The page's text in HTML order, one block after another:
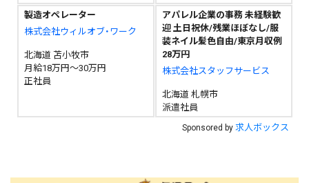
製造オペレーター
株式会社ウィルオブ・ワーク
北海道 苫小牧市
月給18万円～30万円
正社員
アパレル企業の事務 未経験歓
迎 土日祝休/残業ほぼなし/服
装ネイル髪色自由/東京月収例
28万円
株式会社スタッフサービス
北海道 札幌市
派遣社員
Sponsored by 求人ボックス